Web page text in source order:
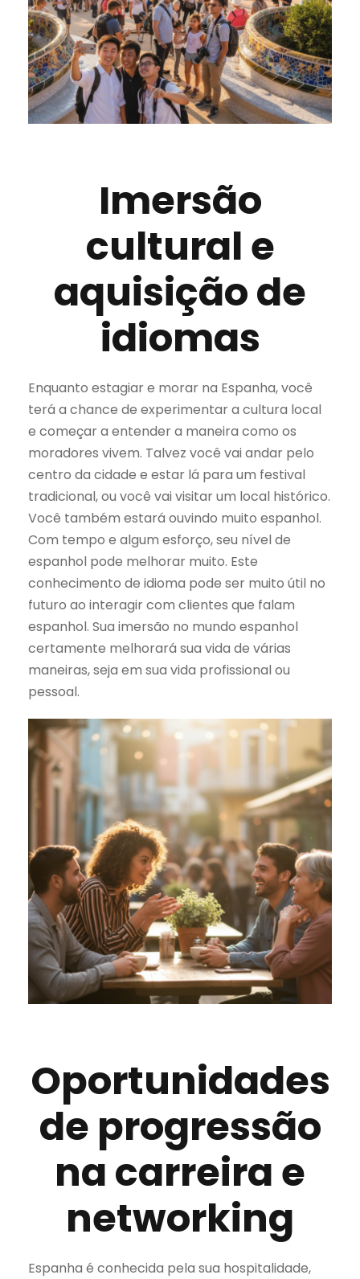
Imersão
cultural e
aquisição de
idiomas
Enquanto estagiar e morar na Espanha, você
terá a chance de experimentar a cultura local
e começar a entender a maneira como os
moradores vivem. Talvez você vai andar pelo
centro da cidade e estar lá para um festival
tradicional, ou você vai visitar um local histórico.
Você também estará ouvindo muito espanhol.
Com tempo e algum esforço, seu nível de
espanhol pode melhorar muito. Este
conhecimento de idioma pode ser muito útil no
futuro ao interagir com clientes que falam
espanhol. Sua imersão no mundo espanhol
certamente melhorará sua vida de várias
maneiras, seja em sua vida profissional ou
pessoal.
Oportunidades
de progressão
na carreira e
networking
Espanha é conhecida pela sua hospitalidade,